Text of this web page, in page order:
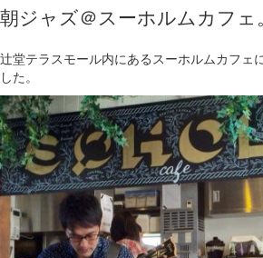
Contact
Online Lesson
朝ジャズ＠スーホルムカフェ
辻堂テラスモール内にあるスーホルムカフェ
した。